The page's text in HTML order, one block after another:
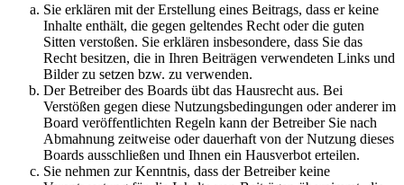
Sie erklären mit der Erstellung eines Beitrags, dass er keine
Inhalte enthält, die gegen geltendes Recht oder die guten
Sitten verstoßen. Sie erklären insbesondere, dass Sie das
Recht besitzen, die in Ihren Beiträgen verwendeten Links und
Bilder zu setzen bzw. zu verwenden.
Der Betreiber des Boards übt das Hausrecht aus. Bei
Verstößen gegen diese Nutzungsbedingungen oder anderer im
Board veröffentlichten Regeln kann der Betreiber Sie nach
Abmahnung zeitweise oder dauerhaft von der Nutzung dieses
Boards ausschließen und Ihnen ein Hausverbot erteilen.
Sie nehmen zur Kenntnis, dass der Betreiber keine